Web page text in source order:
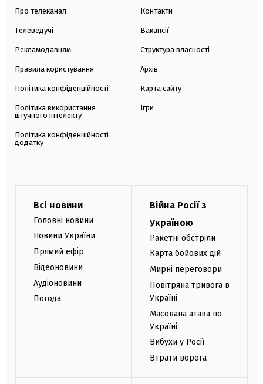
Про телеканал
Телеведучі
Рекламодавцям
Правила користування
Політика конфіденційності
Політика використання
штучного інтелекту
Політика конфіденційності
додатку
Контакти
Вакансії
Структура власності
Архів
Карта сайту
Ігри
Всі новини
Головні новини
Новини України
Прямий ефір
Відеоновини
Аудіоновини
Погода
Війна Росії з
Україною
Ракетні обстріли
Карта бойових дій
Мирні переговори
Повітряна тривога в
Україні
Масована атака по
Україні
Вибухи у Росії
Втрати ворога